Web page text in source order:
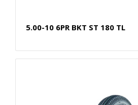
5.00-10 6PR BKT ST 180 TL